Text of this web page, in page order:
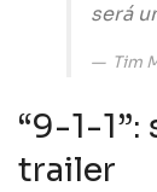
será
Tim
“9-1-
trailer